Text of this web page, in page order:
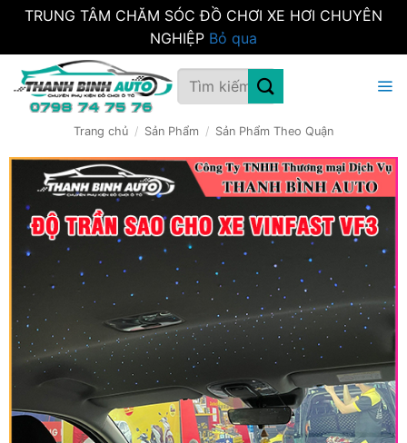
TRUNG TÂM CHĂM SÓC ĐỒ CHƠI XE HƠI CHUYÊN
NGHIỆP Bỏ qua
qua
Tìm
kiếm:
Trang chủ / Sản Phẩm / Sản Phẩm Theo Quận